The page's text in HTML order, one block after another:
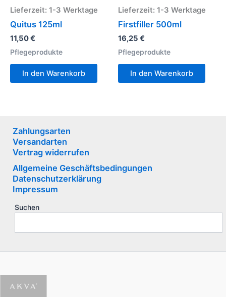
Lieferzeit: 1-3 Werktage
Quitus 125ml
11,50€
Pflegeprodukte
In den Warenkorb
Lieferzeit: 1-3 Werktage
Firstfiller 500ml
16,25 €
Pflegeprodukte
In den Warenkorb
Zahlungsarten
Versandarten
Vertrag widerrufen
Allgemeine Geschäftsbedingungen
Datenschutzerklärung
Impressum
Suchen